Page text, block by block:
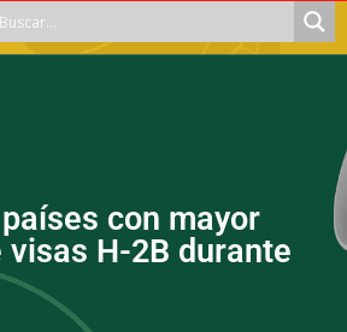
con mayor
visas H-2B durante